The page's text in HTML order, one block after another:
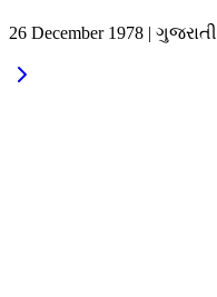
26 December 1978 | ગુજરાતી